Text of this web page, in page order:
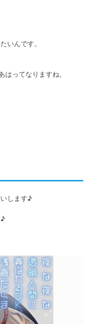
いんです。
ってなりますね。
します♪